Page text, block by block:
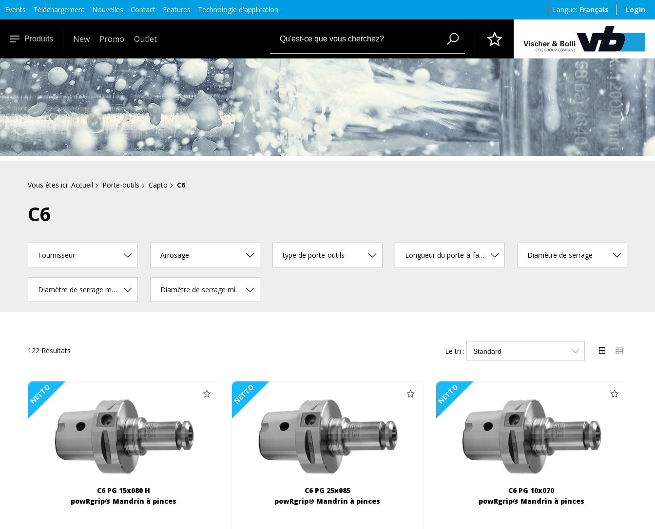
Events Téléchargement Nouvelles Contact Features Technologie d'application Langue: Français Login
Produits New Promo Outlet
Vous êtes ici: Accueil Porte-outils Capto C6
C6
Fournisseur Arrosage type de porte-outils Longueur du porte-à-faux (mm) Diamètre de serrage
Diamètre de serrage max. (mm) Diamètre de serrage min. (mm)
122 Résultats Le tri :
NETTO
C6 PG 15x080 H
powRgrip® Mandrin à pinces
NETTO
C6 PG 25x085
powRgrip® Mandrin à pinces
NETTO
C6 PG 10x070
powRgrip® Mandrin à pinces